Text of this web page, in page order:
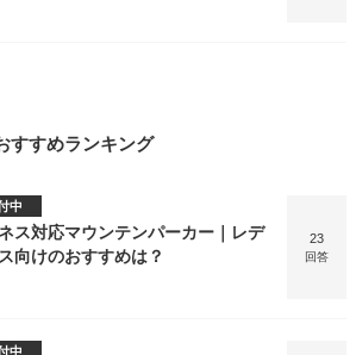
すすめランキング
中
ス対応マウンテンパーカー｜レデ
向けのおすすめは？
23
回答
中